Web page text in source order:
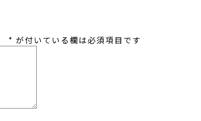
* が付いている欄は必須項目です